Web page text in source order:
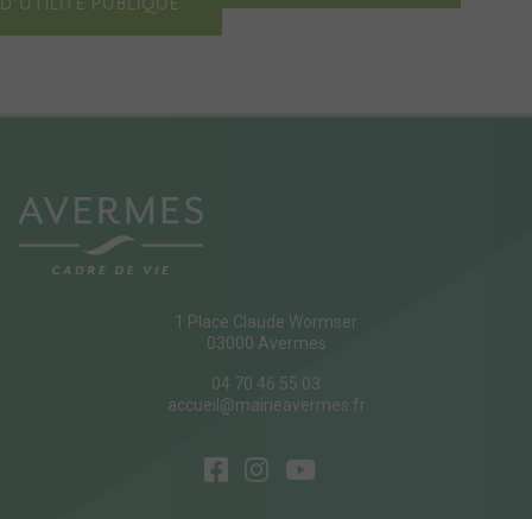
D'UTILITE PUBLIQUE
1 Place Claude Wormser
03000 Avermes
04 70 46 55 03
accueil@mairieavermes.fr